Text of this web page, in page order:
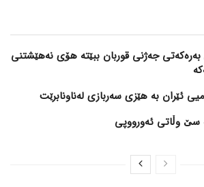
جەژنی قوربان ببێتە هۆی نەهێشتنی
ئێران بە هێزی سەربازی لەناونابرێت
سێ وڵاتی ئەورووپی